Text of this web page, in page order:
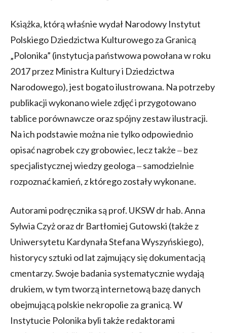
Książka, którą właśnie wydał Narodowy Instytut
Polskiego Dziedzictwa Kulturowego za Granicą
„Polonika” (instytucja państwowa powołana w roku
2017 przez Ministra Kultury i Dziedzictwa
Narodowego), jest bogato ilustrowana. Na potrzeby
publikacji wykonano wiele zdjęć i przygotowano
tablice porównawcze oraz spójny zestaw ilustracji.
Na ich podstawie można nie tylko odpowiednio
opisać nagrobek czy grobowiec, lecz także ‒ bez
specjalistycznej wiedzy geologa ‒ samodzielnie
rozpoznać kamień, z którego zostały wykonane.
Autorami podręcznika są prof. UKSW dr hab. Anna
Sylwia Czyż oraz dr Bartłomiej Gutowski (także z
Uniwersytetu Kardynała Stefana Wyszyńskiego),
historycy sztuki od lat zajmujący się dokumentacją
cmentarzy. Swoje badania systematycznie wydają
drukiem, w tym tworzą internetową bazę danych
obejmującą polskie nekropolie za granicą. W
Instytucie Polonika byli także redaktorami